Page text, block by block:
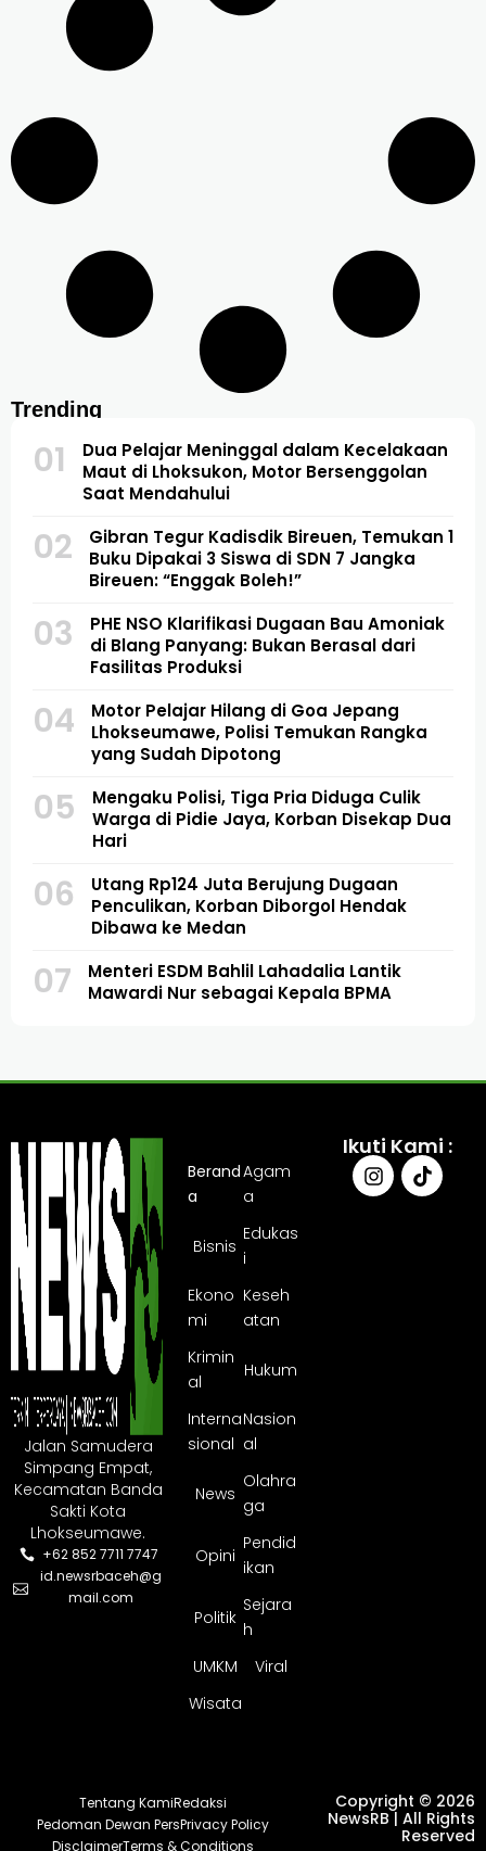
Trending
01
Dua Pelajar Meninggal dalam Kecelakaan
Maut di Lhoksukon, Motor Bersenggolan
Saat Mendahului
02
Gibran Tegur Kadisdik Bireuen, Temukan 1
Buku Dipakai 3 Siswa di SDN 7 Jangka
Bireuen: “Enggak Boleh!”
03
PHE NSO Klarifikasi Dugaan Bau Amoniak
di Blang Panyang: Bukan Berasal dari
Fasilitas Produksi
04
Motor Pelajar Hilang di Goa Jepang
Lhokseumawe, Polisi Temukan Rangka
yang Sudah Dipotong
05
Mengaku Polisi, Tiga Pria Diduga Culik
Warga di Pidie Jaya, Korban Disekap Dua
Hari
06
Utang Rp124 Juta Berujung Dugaan
Penculikan, Korban Diborgol Hendak
Dibawa ke Medan
07
Menteri ESDM Bahlil Lahadalia Lantik
Mawardi Nur sebagai Kepala BPMA
Jalan Samudera
Simpang Empat,
Kecamatan Banda
Sakti Kota
Lhokseumawe.
+62 852 7711 7747
id.newsrbaceh@g
mail.com
Berand
a
Agam
a
Bisnis
Edukas
i
Ekono
mi
Keseh
atan
Krimin
al
Hukum
Interna
sional
Nasion
al
News
Olahra
ga
Opini
Pendid
ikan
Politik
Sejara
h
UMKM
Viral
Wisata
Ikuti Kami :
Tentang KamiRedaksi
Pedoman Dewan PersPrivacy Policy
DisclaimerTerms & Conditions
Copyright © 2026
NewsRB | All Rights
Reserved